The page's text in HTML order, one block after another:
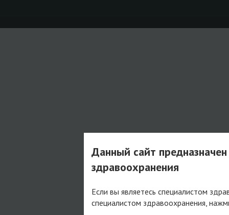
Данный сайт
здравоохранения
Если вы являетесь специалистом
специалистом здравоохранения,